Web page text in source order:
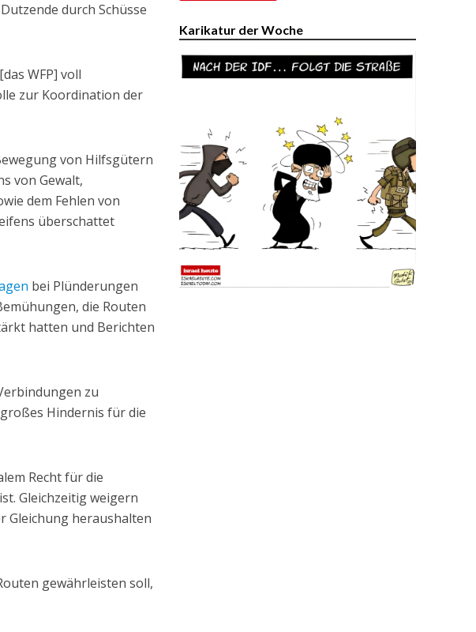
durch Schüsse
WFP] voll
zur Koordination der
von Hilfsgütern
von Gewalt,
dem Fehlen von
überschattet
bei Plünderungen
die Routen
hatten und Berichten
zu
Hindernis für die
Recht für die
Gleichzeitig weigern
Gleichung heraushalten
gewährleisten soll,
Karikatur der Woche